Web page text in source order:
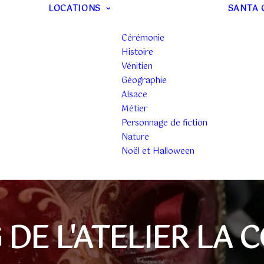
LOCATIONS
Cérémonie
Histoire
Vénitien
Géographie
Alsace
Métier
Personnage de fiction
Nature
Noël et Halloween
SANTA
L'ATELIER LA